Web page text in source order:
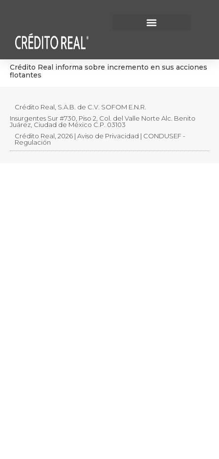
Crédito Real informa sobre incremento en sus acciones
flotantes
Crédito Real, S.A.B. de C.V. SOFOM E.N.R.
Insurgentes Sur #730, Piso 2, Col. del Valle Norte Alc. Benito
Juárez, Ciudad de México C.P. 03103
Crédito Real, 2026 | Aviso de Privacidad | CONDUSEF -
Regulación